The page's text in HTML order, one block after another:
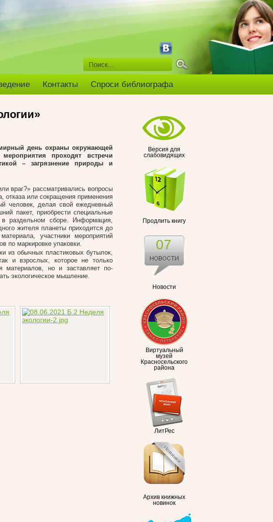
Контакты Спроси библиографа
Версия для
слабовидящих
Продлить книгу
Новости
07
Виртуальный
музей
Красносельского
района
ЛитРес
Архив книжных
новинок
день охраны окружающей
проходят встречи
– загрязнение природы и
враг?» рассматривались вопросы
отказа или сокращения применения
человек, делая свой ежедневный
пакет, приобрести специальные
в раздельном сборе. Информация,
жителя планеты приходится до
участники мероприятий
по маркировке упаковки.
из обычных пластиковых бутылок,
и взрослых, которое не только
материалов, но и заставляет по-
экологическое мышление.